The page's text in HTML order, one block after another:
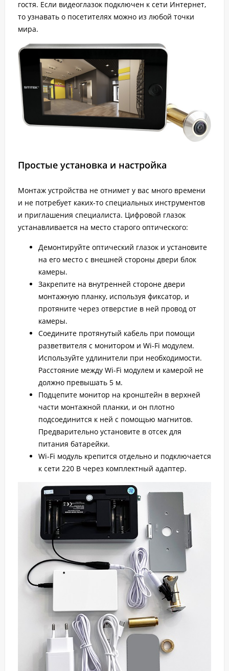
гостя. Если видеоглазок подключен к сети Интернет,
то узнавать о посетителях можно из любой точки
мира.
Простые установка и настройка
Монтаж устройства не отнимет у вас много времени
и не потребует каких-то специальных инструментов
и приглашения специалиста. Цифровой глазок
устанавливается на место старого оптического:
Демонтируйте оптический глазок и установите
на его место с внешней стороны двери блок
камеры.
Закрепите на внутренней стороне двери
монтажную планку, используя фиксатор, и
протяните через отверстие в ней провод от
камеры.
Соедините протянутый кабель при помощи
разветвителя с монитором и Wi-Fi модулем.
Используйте удлинители при необходимости.
Расстояние между Wi-Fi модулем и камерой не
должно превышать 5 м.
Подцепите монитор на кронштейн в верхней
части монтажной планки, и он плотно
подсоединится к ней с помощью магнитов.
Предварительно установите в отсек для
питания батарейки.
Wi-Fi модуль крепится отдельно и подключается
к сети 220 В через комплектный адаптер.